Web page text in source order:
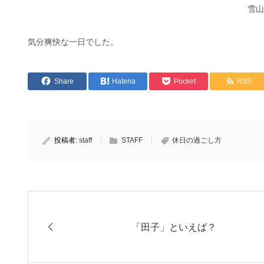
雪
気分爽快な一日でした。
Share Hatena Pocket RSS
投稿者: staff STAFF 休日の過ごし方
「田子」といえば？